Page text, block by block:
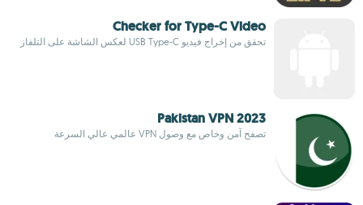
Checker for Type-C Video
تحقق من إخراج فيديو USB Type-C لعكس الشاشة على التلفاز
Pakistan VPN 2023
تصفح آمن وخاص مع وصول VPN عالمي عالي السرعة